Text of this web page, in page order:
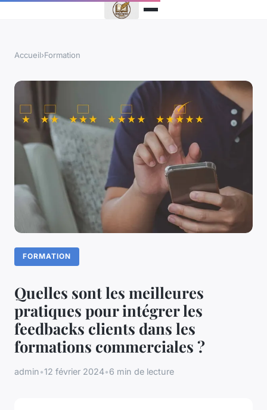
Accueil›Formation
FORMATION
Quelles sont les meilleures
pratiques pour intégrer les
feedbacks clients dans les
formations commerciales ?
admin•12 février 2024•6 min de lecture